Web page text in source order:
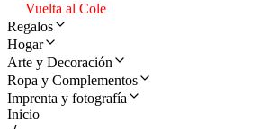
Vuelta al Cole
Regalos
Hogar
Arte y Decoración
Ropa y Complementos
Imprenta y fotografía
Inicio